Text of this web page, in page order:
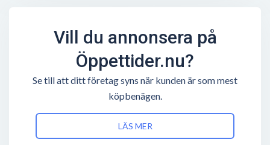
Vill du annonsera på
Öppettider.nu?
Se till att ditt företag syns när kunden är som mest
köpbenägen.
LÄS MER